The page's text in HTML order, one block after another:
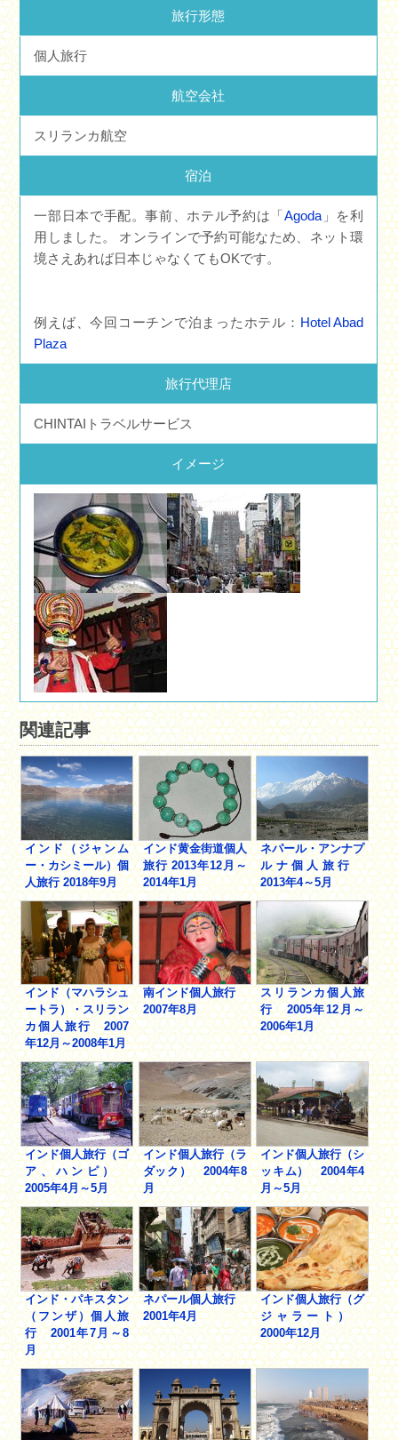
旅行形態
個人旅行
航空会社
スリランカ航空
宿泊
一部日本で手配。事前、ホテル予約は「Agoda」を利
用しました。 オンラインで予約可能なため、ネット環
境さえあれば日本じゃなくてもOKです。
例えば、今回コーチンで泊まったホテル： Hotel Abad
Plaza
旅行代理店
CHINTAIトラベルサービス
イメージ
関連記事
インド（ジャンム
ー・カシミール）個
人旅行 2018年9月
インド黄金街道個人
旅行 2013年12月～
2014年1月
ネパール・アンナプ
ルナ個人旅行
2013年4～5月
インド（マハラシュ
ートラ）・スリラン
カ個人旅行 2007
年12月～2008年1月
南インド個人旅行
2007年8月
スリランカ個人旅
行 2005年12月～
2006年1月
インド個人旅行（ゴ
ア、ハンピ）
2005年4月～5月
インド個人旅行（ラ
ダック） 2004年8
月
インド個人旅行（シ
ッキム） 2004年4
月～5月
インド・パキスタン
（フンザ）個人旅
行 2001年7月～8
月
ネパール個人旅行
2001年4月
インド個人旅行（グ
ジャラート）
2000年12月